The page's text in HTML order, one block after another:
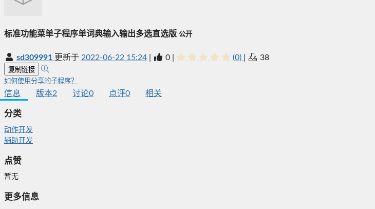
标准功能菜单子程序单词典输入输出多选直选版 公开
sd309991 更新于 2022-06-22 15:24 0 (0) 38
复制链接
如何使用分享的子程序？
信息 版本2 讨论0 点评0 相关
分类
动作开发
辅助开发
点赞
暂无
更多信息